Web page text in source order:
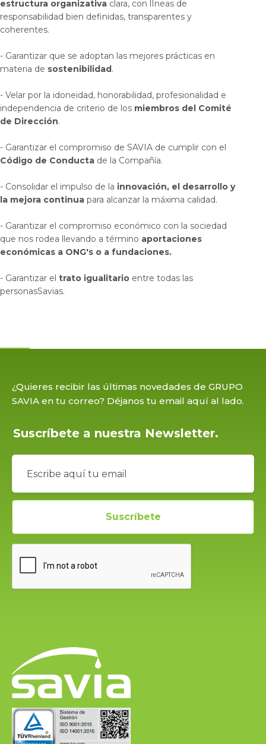
estructura organizativa clara, con lÍneas de
responsabilidad bien definidas, transparentes y
coherentes.
- Garantizar que se adoptan las mejores prácticas en
materia de sostenibilidad.
- Velar por la idoneidad, honorabilidad, profesionalidad e
independencia de criterio de los miembros del Comité
de Dirección.
- Garantizar el compromiso de SAVIA de cumplir con el
Código de Conducta de la Compañía.
- Consolidar el impulso de la innovación, el desarrollo y
la mejora continua para alcanzar la máxima calidad.
- Garantizar el compromiso económico con la sociedad
que nos rodea llevando a término aportaciones
económicas a ONG's o a fundaciones.
- Garantizar el trato igualitario entre todas las
personasSavias.
¿Quieres recibir las últimas novedades de GRUPO
SAVIA en tu correo? Déjanos tu email aquí al lado.
Suscríbete a nuestra Newsletter.